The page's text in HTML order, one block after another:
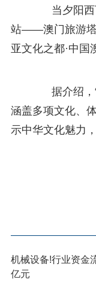
当夕阳西
站——澳门旅游塔
亚文化之都·中国
据介绍，“
涵盖多项文化、
示中华文化魅力
机械设备!行业资金
亿元